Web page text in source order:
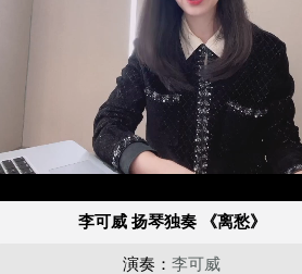
加
载
毕:
李可威 扬琴独奏 《离愁》
演奏： 李可威